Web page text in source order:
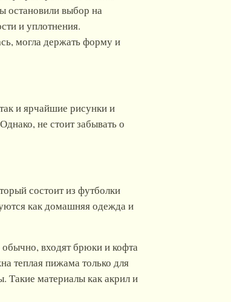
остановили выбор на
и уплотнения.
могла держать форму и
и ярчайшие рисунки и
не стоит забывать о
состоит из футболки
как домашняя одежда и
входят брюки и кофта
теплая пижама только для
Такие материалы как акрил и